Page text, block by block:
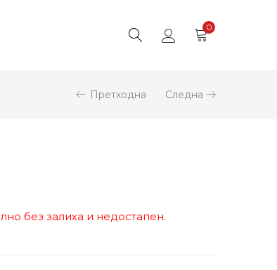
0
Претходна Следна
без залиха и недостапен.